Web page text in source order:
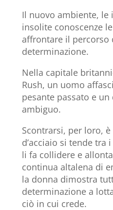
Il nuovo ambiente, le
insolite conoscenze
affrontare il
determinazione.
Nella capitale
Rush, un uomo
pesante passato e
ambiguo.
Scontrarsi, per loro,
d’acciaio si tende tra
li fa collidere e
continua altalena di
la donna dimostra
determinazione a
ciò in cui crede.